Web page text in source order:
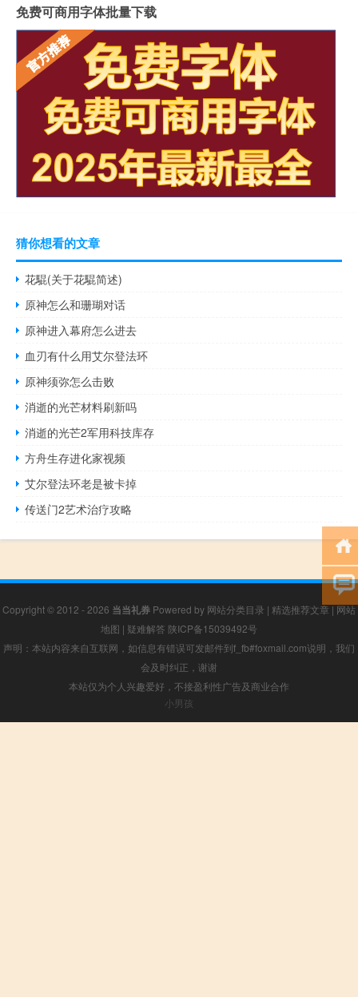
免费可商用字体批量下载
猜你想看的文章
花騉(关于花騉简述)
原神怎么和珊瑚对话
原神进入幕府怎么进去
血刃有什么用艾尔登法环
原神须弥怎么击败
消逝的光芒材料刷新吗
消逝的光芒2军用科技库存
方舟生存进化家视频
艾尔登法环老是被卡掉
传送门2艺术治疗攻略
Copyright © 2012 - 2026 当当礼券 Powered by 网站分类目录 | 精选推荐文章|网站
地图 | 疑难解答 陕ICP备15039492号
声明：本站内容来自互联网，如信息有错误可发邮件到f_fb#foxmail.com说明，我们
会及时纠正，谢谢
本站仅为个人兴趣爱好，不接盈利性广告及商业合作
小男孩